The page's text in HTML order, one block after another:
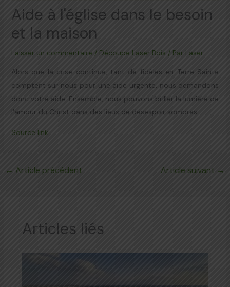
Aide à l'église dans le besoin
et la maison
Laisser un commentaire / Découpe Laser Bois / Par Laser
Alors que la crise continue, tant de fidèles en Terre Sainte
comptent sur nous pour une aide urgente, nous demandons
donc votre aide. Ensemble, nous pouvons briller la lumière de
l'amour du Christ dans des lieux de désespoir sombres.
Source link
← Article précédent Article suivant →
Articles liés